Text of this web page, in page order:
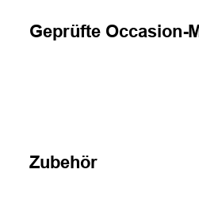
Geprüfte Occasion-
Zubehör